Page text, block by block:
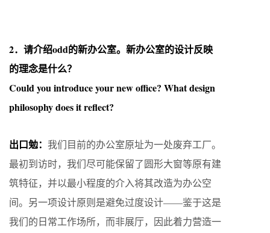
2．请介绍odd的新办公室。新办公室的设计反映
的理念是什么？
Could you introduce your new office? What design
philosophy does it reflect?
出口勉： 我们目前的办公室原址为一处废弃工厂。
最初到访时，我们尽可能保留了圆形大窗等原有建
筑特征，并以最小程度的介入将其改造为办公空
间。另一项设计原则是避免过度设计——鉴于这是
我们的日常工作场所，而非展厅，因此着力营造一